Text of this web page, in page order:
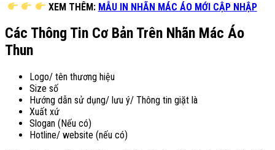
XEM THÊM: MẪU IN NHÃN MÁC ÁO MỚI CẬP NHẬP
Các Thông Tin Cơ Bản Trên Nhãn Mác Áo
Thun
Logo/ tên thương hiệu
Size số
Hướng dẫn sử dụng/ lưu ý/ Thông tin giặt là
Xuất xứ
Slogan (Nếu có)
Hotline/ website (nếu có)